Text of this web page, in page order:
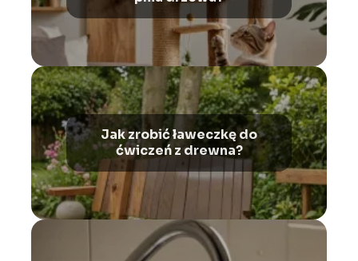
Jak zrobić ławeczkę do
ćwiczeń z drewna?